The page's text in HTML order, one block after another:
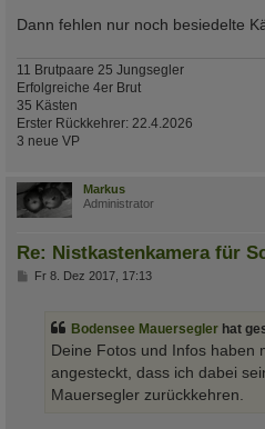
Dann fehlen nur noch besiedelte
11 Brutpaare 25 Jungsegler
Erfolgreiche 4er Brut
35 Kästen
Erster Rückkehrer: 22.4.2026
3 neue VP
Markus
Administrator
Re: Nistkastenkamera für
BFr 8. Dez 2017, 17:13
Bodensee Mauersegler hat
Deine Fotos und Infos haben
angesteckt, dass ich dabei
Mauersegler zurückkehren.